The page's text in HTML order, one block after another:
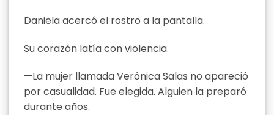
Daniela acercó el rostro a la pantalla.
Su corazón latía con violencia.
—La mujer llamada Verónica Salas no apareció
por casualidad. Fue elegida. Alguien la preparó
durante años.